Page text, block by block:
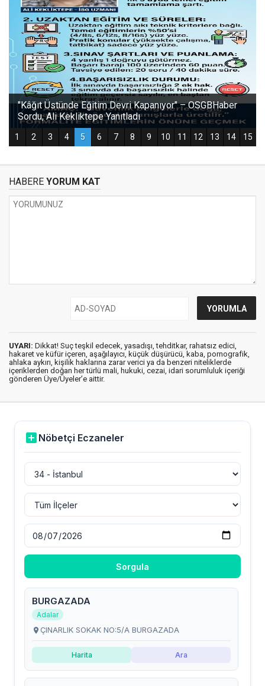
HABERE YORUM KAT
UYARI: Dikkat! Suç teşkil edecek, yasadışı, tehditkar, rahatsız edici,
hakaret ve küfür içeren, aşağılayıcı, küçük düşürücü, kaba, pornografik,
ahlaka aykırı, kişilik haklarına zarar verici ya da benzeri niteliklerde
içeriklerden doğan her türlü mali, hukuki, cezai, idari sorumluluk içeriği
gönderen Üye/Üyeler’e aittir.